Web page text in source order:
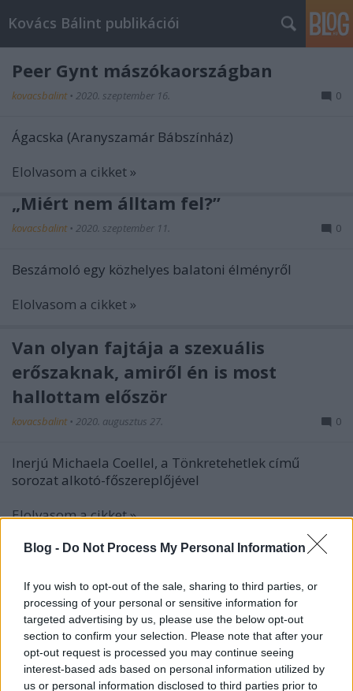
Blog - Do Not Process My Personal Information
If you wish to opt-out of the sale, sharing to third parties, or
processing of your personal or sensitive information for
targeted advertising by us, please use the below opt-out
section to confirm your selection. Please note that after your
opt-out request is processed you may continue seeing
interest-based ads based on personal information utilized by
us or personal information disclosed to third parties prior to
Kovács Bálint publikációi
Peer Gynt mászókaországban
kovacsbalint • 2020. szeptember 16. 0
Ágacska (Aranyszamár Bábszínház)
Elolvasom a cikket »
„Miért nem álltam fel?”
kovacsbalint • 2020. szeptember 11. 0
Beszámoló egy közhelyes balatoni élményről
Elolvasom a cikket »
Van olyan fajtája a szexuális
erőszaknak, amiről én is most
hallottam először
kovacsbalint • 2020. augusztus 27. 0
Inerjú Michaela Coellel, a Tönkretehetlek című
sorozat alkotó-főszereplőjével
Elolvasom a cikket »
A tervünk az volt, hogy én fogok
előbb meghalni
kovacsbalint•2020. augusztus 25.
Interjú Háy János íróval
Elolvasom a cikket »